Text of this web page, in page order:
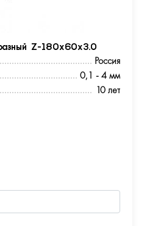
Z-180х60х3.0
Россия
0,1 - 4 мм
10 лет